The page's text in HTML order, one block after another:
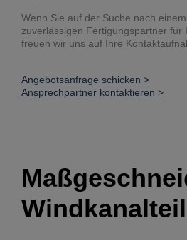
Wenn Sie auf der Suche nach
zuverlässigen Fertigungspartner für
freuen wir uns auf Ihre
Angebotsanfrage schicken >
Ansprechpartner kontaktieren >